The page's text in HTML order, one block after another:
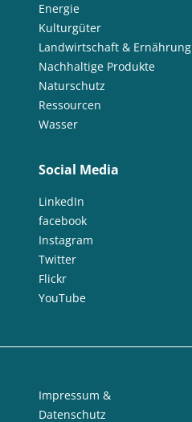
Energie
Kulturgüter
Landwirtschaft & Ernährung
Nachhaltige Produkte
Naturschutz
Ressourcen
Wasser
Social Media
LinkedIn
facebook
Instagram
Twitter
Flickr
YouTube
Impressum &
Datenschutz